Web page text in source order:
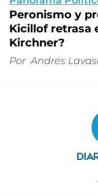
Peronismo y
Kicillof retrasa
Kirchner?
Por Andrés